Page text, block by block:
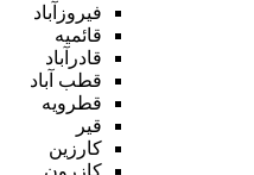
فیروزآباد
قائمیه
قادرآباد
قطب آباد
قطرویه
قیر
کارزین
کازرون